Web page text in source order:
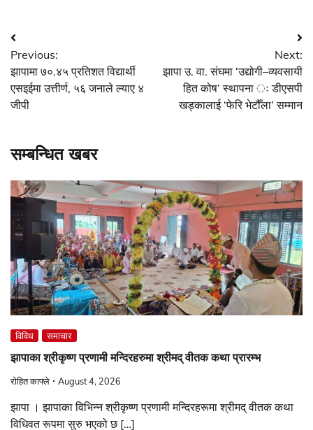
Post
navigation
Previous:
झापामा ७०.४५ प्रतिशत विद्यार्थी
एसइईमा उत्तीर्ण, ५६ जनाले ल्याए ४
जीपी
Next:
झापा उ. वा. संघमा ‘उद्योगी–व्यवसायी
हित कोष’ स्थापना ः डीएसपी
खड्कालाई ‘फेरि भेटौँला’ सम्मान
सम्बन्धित खबर
विविध समाचार
झापाका श्रीकृष्ण प्रणामी मन्दिरहरुमा श्रीमद् वीतक कथा प्रारम्भ
रोहित काफ्ले August 4, 2026
झापा । झापाका विभिन्न श्रीकृष्ण प्रणामी मन्दिरहरूमा श्रीमद् वीतक कथा
विधिवत रूपमा सुरु भएको छ […]